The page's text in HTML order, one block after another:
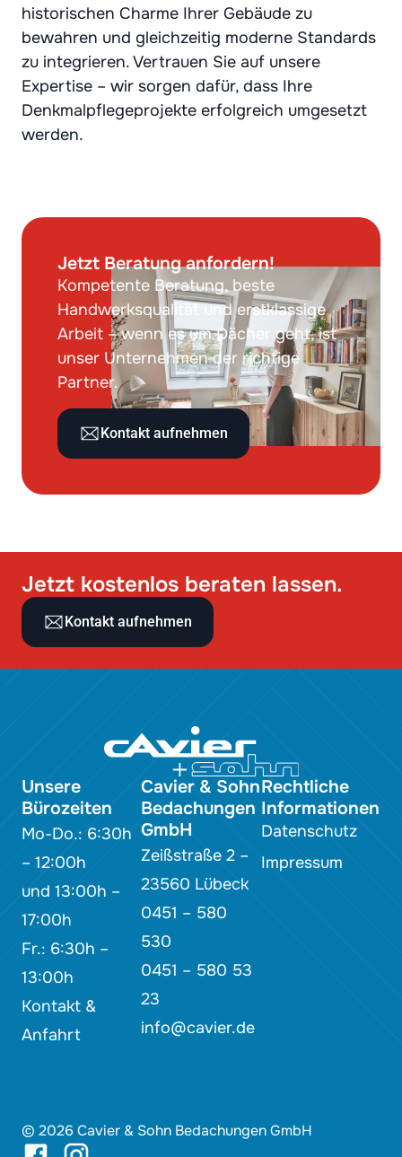
historischen Charme Ihrer Gebäude zu
bewahren und gleichzeitig moderne Standards
zu integrieren. Vertrauen Sie auf unsere
Expertise – wir sorgen dafür, dass Ihre
Denkmalpflegeprojekte erfolgreich umgesetzt
werden.
Jetzt Beratung anfordern!
Kompetente Beratung, beste
Handwerksqualität und erstklassige
Arbeit – wenn es um Dächer geht, ist
unser Unternehmen der richtige
Partner.
Kontakt aufnehmen
Jetzt kostenlos beraten lassen.
Kontakt aufnehmen
Unsere
Bürozeiten
Mo-Do.: 6:30h
– 12:00h
und 13:00h –
17:00h
Fr.: 6:30h –
13:00h
Kontakt &
Anfahrt
Cavier & Sohn
Bedachungen
GmbH
Zeißstraße 2 –
23560 Lübeck
0451 – 580
530
0451 – 580 53
23
info@cavier.de
Rechtliche
Informationen
Datenschutz
Impressum
© 2026 Cavier & Sohn Bedachungen GmbH